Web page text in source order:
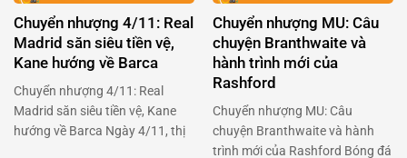
của Barcelona, và Chelsea đã
quyết định đặt cược vào tài
năng …
River Plate – nơi đã sản sinh ra
những …
Chuyển nhượng 4/11: Real
Madrid săn siêu tiền vệ,
Kane hướng về Barca
Chuyển nhượng 4/11: Real
Madrid săn siêu tiền vệ, Kane
hướng về Barca Ngày 4/11, thị
Chuyển nhượng MU: Câu
chuyện Branthwaite và
hành trình mới của
Rashford
Chuyển nhượng MU: Câu
chuyện Branthwaite và hành
trình mới của Rashford Bóng đá